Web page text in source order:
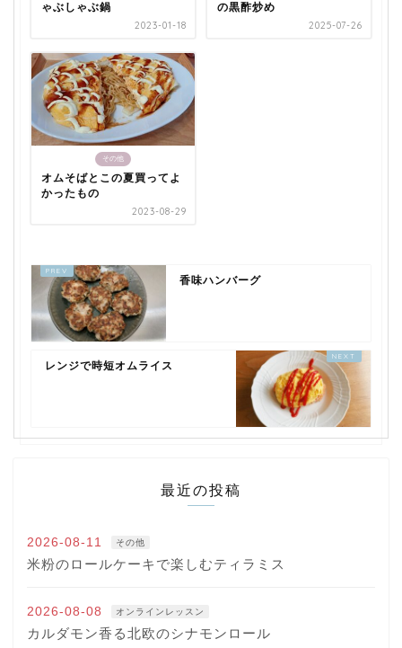
ゃぶしゃぶ鍋
2023-01-18
の黒酢炒め
2025-07-26
その他
オムそばとこの夏買ってよ
かったもの
2023-08-29
香味ハンバーグ
レンジで時短オムライス
最近の投稿
2026-08-11 その他
米粉のロールケーキで楽しむティラミス
2026-08-08 オンラインレッスン
カルダモン香る北欧のシナモンロール